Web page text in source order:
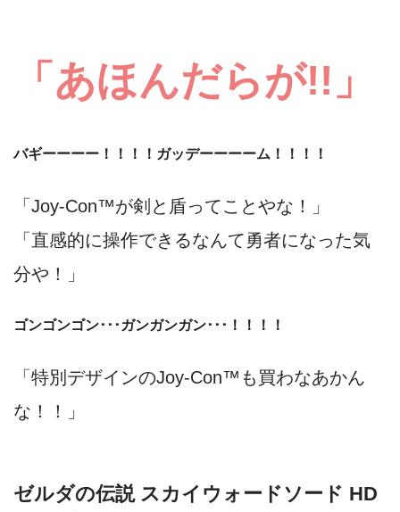
「あほんだらが!!」
バギーーーー！！！！ガッデーーーーム！！！！
「Joy-Con™が剣と盾ってことやな！」
「直感的に操作できるなんて勇者になった気
分や！」
ゴンゴンゴン･･･ガンガンガン･･･！！！！
「特別デザインのJoy-Con™も買わなあかん
な！！」
ゼルダの伝説 スカイウォードソード HD